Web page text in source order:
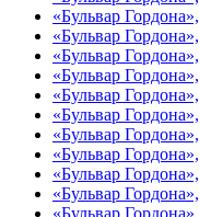
«Бульвар
«Бульвар
«Бульвар
«Бульвар
«Бульвар
«Бульвар
«Бульвар
«Бульвар
«Бульвар
«Бульвар
«Бульвар